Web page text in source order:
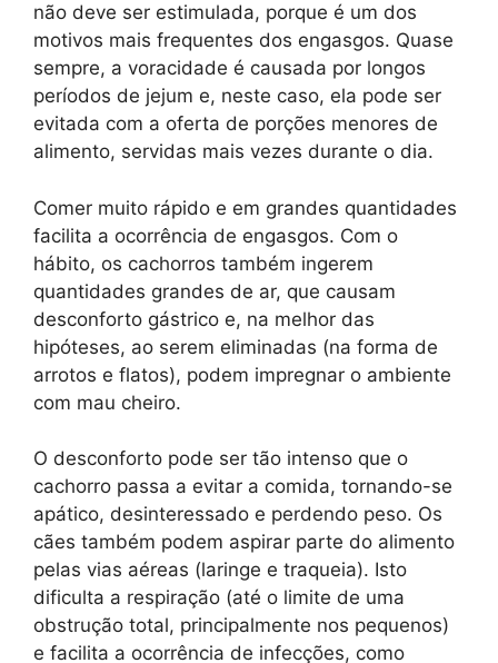
não deve ser estimulada, porque é um dos
motivos mais frequentes dos engasgos. Quase
sempre, a voracidade é causada por longos
períodos de jejum e, neste caso, ela pode ser
evitada com a oferta de porções menores de
alimento, servidas mais vezes durante o dia.
Comer muito rápido e em grandes quantidades
facilita a ocorrência de engasgos. Com o
hábito, os cachorros também ingerem
quantidades grandes de ar, que causam
desconforto gástrico e, na melhor das
hipóteses, ao serem eliminadas (na forma de
arrotos e flatos), podem impregnar o ambiente
com mau cheiro.
O desconforto pode ser tão intenso que o
cachorro passa a evitar a comida, tornando-se
apático, desinteressado e perdendo peso. Os
cães também podem aspirar parte do alimento
pelas vias aéreas (laringe e traqueia). Isto
dificulta a respiração (até o limite de uma
obstrução total, principalmente nos pequenos)
e facilita a ocorrência de infecções, como